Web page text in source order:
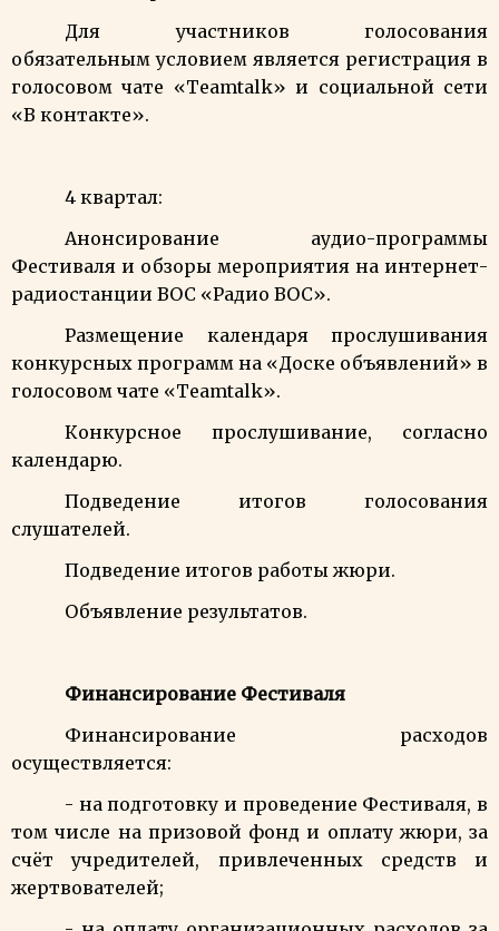
Для участников голосования
обязательным условием является регистрация в
голосовом чате «Teamtalk» и социальной сети
«В контакте».
4 квартал:
Анонсирование аудио-программы
Фестиваля и обзоры мероприятия на интернет-
радиостанции ВОС «Радио ВОС».
Размещение календаря прослушивания
конкурсных программ на «Доске объявлений» в
голосовом чате «Teamtalk».
Конкурсное прослушивание, согласно
календарю.
Подведение итогов голосования
слушателей.
Подведение итогов работы жюри.
Объявление результатов.
Финансирование Фестиваля
Финансирование расходов
осуществляется:
- на подготовку и проведение Фестиваля, в
том числе на призовой фонд и оплату жюри, за
счёт учредителей, привлеченных средств и
жертвователей;